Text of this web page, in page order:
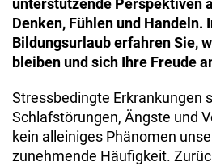
unterstützende Perspektiven
Denken, Fühlen und Handeln.
Bildungsurlaub erfahren Sie,
bleiben und sich Ihre Freude
Stressbedingte Erkrankungen
Schlafstörungen, Ängste und
kein alleiniges Phänomen
zunehmende Häufigkeit.